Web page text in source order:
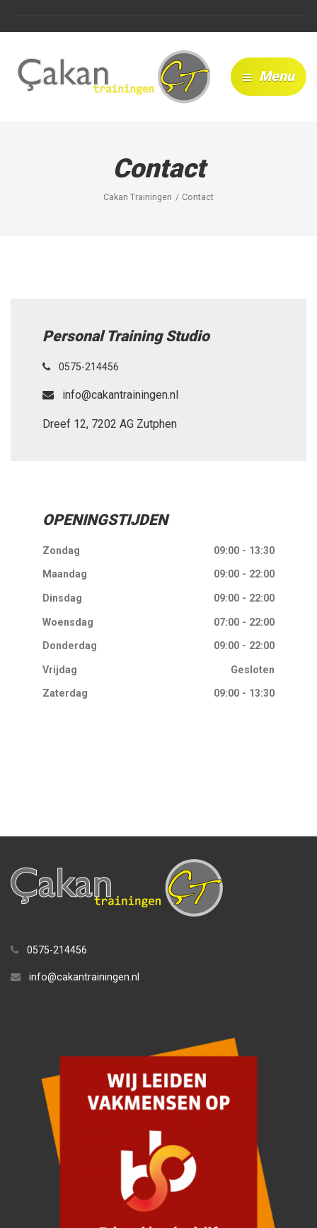
Menu
Contact
Cakan Trainingen Contact
Personal Training Studio
0575-214456
info@cakantrainingen.nl
Dreef 12, 7202 AG Zutphen
OPENINGSTIJDEN
Zondag 09:00 - 13:30
Maandag 09:00 - 22:00
Dinsdag 09:00 - 22:00
Woensdag 07:00 - 22:00
Donderdag 09:00 - 22:00
Vrijdag Gesloten
Zaterdag 09:00 - 13:30
0575-214456
info@cakantrainingen.nl